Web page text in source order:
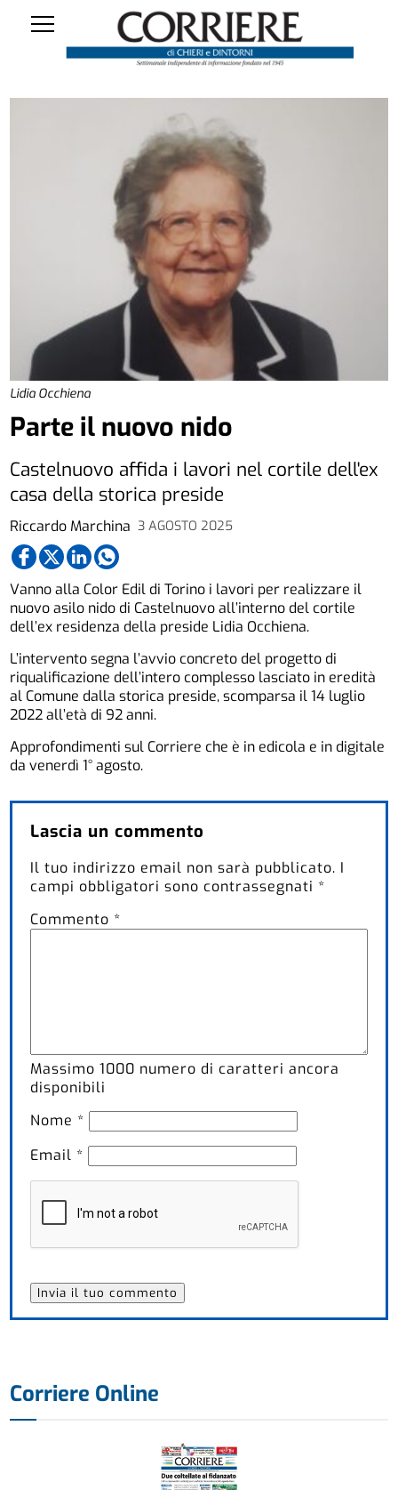
Lidia Occhiena
Riccardo Marchina 3 AGOSTO 2025
Parte il nuovo nido
Castelnuovo affida i lavori nel cortile dell'ex
casa della storica preside
Vanno alla Color Edil di Torino i lavori per realizzare il
nuovo asilo nido di Castelnuovo all’interno del cortile
dell’ex residenza della preside Lidia Occhiena.
L’intervento segna l’avvio concreto del progetto di
riqualificazione dell’intero complesso lasciato in eredità
al Comune dalla storica preside, scomparsa il 14 luglio
2022 all’età di 92 anni.
Approfondimenti sul Corriere che è in edicola e in digitale
da venerdì 1° agosto.
Lascia un commento
Il tuo indirizzo email non sarà pubblicato. I
campi obbligatori sono contrassegnati *
Commento *
Massimo1000 numero di caratteri ancora
disponibili
Nome *
Email *
Corriere Online